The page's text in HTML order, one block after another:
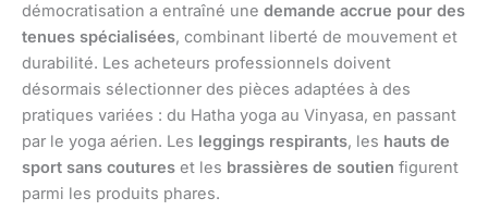
démocratisation a entraîné une demande accrue pour des
tenues spécialisées, combinant liberté de mouvement et
durabilité. Les acheteurs professionnels doivent
désormais sélectionner des pièces adaptées à des
pratiques variées : du Hatha yoga au Vinyasa, en passant
par le yoga aérien. Les leggings respirants, les hauts de
sport sans coutures et les brassières de soutien figurent
parmi les produits phares.